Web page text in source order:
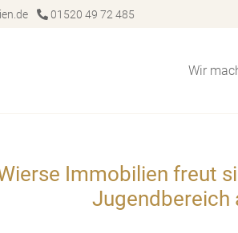
01520 49 72 485
Wir
Immobilien freut
Jugendbereich